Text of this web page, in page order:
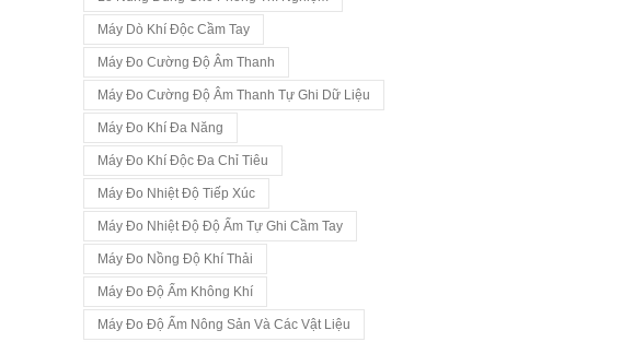
Máy Dò Khí Độc Cầm Tay
Máy Đo Cường Độ Âm Thanh
Máy Đo Cường Độ Âm Thanh Tự Ghi Dữ Liệu
Máy Đo Khí Đa Năng
Máy Đo Khí Độc Đa Chỉ Tiêu
Máy Đo Nhiệt Độ Tiếp Xúc
Máy Đo Nhiệt Độ Độ Ẩm Tự Ghi Cầm Tay
Máy Đo Nồng Độ Khí Thải
Máy Đo Độ Ẩm Không Khí
Máy Đo Độ Ẩm Nông Sản Và Các Vật Liệu